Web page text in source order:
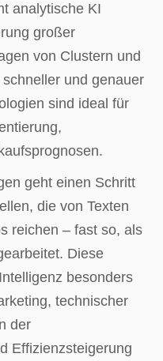
analytische KI
großer
von Clustern und
und genauer
sind ideal für
geht einen Schritt
die von Texten
reichen – fast so, als
Diese
besonders
technischer
der
Effizienzsteigerung